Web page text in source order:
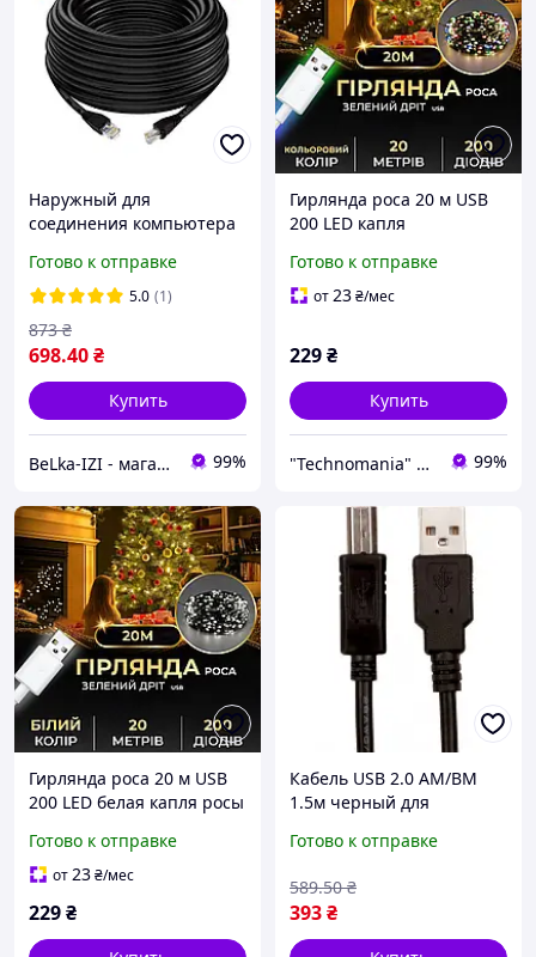
Наружный для
соединения компьютера
кабель для интернета
CAT5e LAN UTP до
1000Мбит/с)
Готово к отправке
5.0 (1)
698.40₴
873 ₴
Купить
BeLka-IZI - магазин электроники и товаров для дома 99%
Гирлянда роса 20 м USB
200 LED капля
провод для дома и улицы
IP44
Готово к отправке
от23₴/мес
229₴
Купить
"Technomania" Интернет-магазин 99%
Гирлянда роса 20 м USB
200 LED белая капля росы
улицы IP44
Готово к отправке
от23₴/мес
229₴
Кабель USB 2.0 AM/BM
1.5м черный для
компьютеру для офиса и
Готово к отправке
393₴
589.50 ₴